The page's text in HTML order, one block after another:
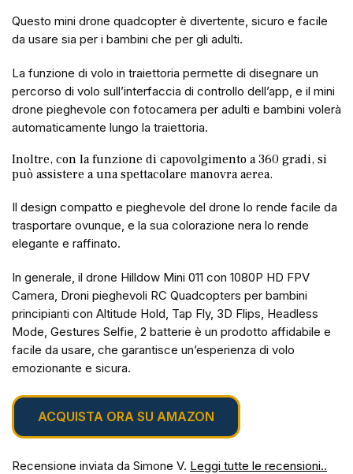
Questo mini drone quadcopter è divertente, sicuro e facile
da usare sia per i bambini che per gli adulti.
La funzione di volo in traiettoria permette di disegnare un
percorso di volo sull’interfaccia di controllo dell’app, e il mini
drone pieghevole con fotocamera per adulti e bambini volerà
automaticamente lungo la traiettoria.
Inoltre, con la funzione di capovolgimento a 360 gradi, si
può assistere a una spettacolare manovra aerea.
Il design compatto e pieghevole del drone lo rende facile da
trasportare ovunque, e la sua colorazione nera lo rende
elegante e raffinato.
In generale, il drone Hilldow Mini 011 con 1080P HD FPV
Camera, Droni pieghevoli RC Quadcopters per bambini
principianti con Altitude Hold, Tap Fly, 3D Flips, Headless
Mode, Gestures Selfie, 2 batterie è un prodotto affidabile e
facile da usare, che garantisce un’esperienza di volo
emozionante e sicura.
ACQUISTA ORA SU AMAZON
Recensione inviata da Simone V. Leggi tutte le recensioni..